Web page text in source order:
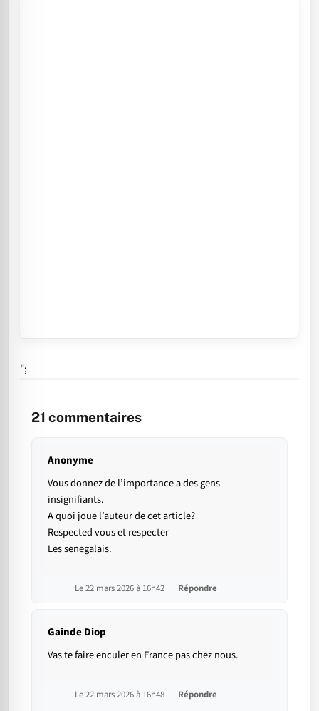
";
21 commentaires
Anonyme
Vous donnez de l’importance a des gens
insignifiants.
A quoi joue l’auteur de cet article?
Respected vous et respecter
Les senegalais.
Le 22 mars 2026 à 16h42 Répondre
Gainde Diop
Vas te faire enculer en France pas chez nous.
Le 22 mars 2026 à 16h48 Répondre